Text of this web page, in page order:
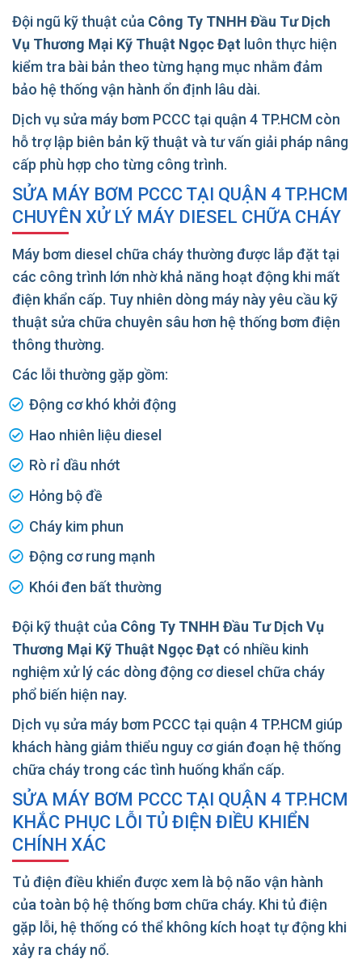
Đội ngũ kỹ thuật của Công Ty TNHH Đầu Tư Dịch
Vụ Thương Mại Kỹ Thuật Ngọc Đạt luôn thực hiện
kiểm tra bài bản theo từng hạng mục nhằm đảm
bảo hệ thống vận hành ổn định lâu dài.
Dịch vụ sửa máy bơm PCCC tại quận 4 TP.HCM còn
hỗ trợ lập biên bản kỹ thuật và tư vấn giải pháp nâng
cấp phù hợp cho từng công trình.
SỬA MÁY BƠM PCCC TẠI QUẬN 4 TP.HCM
CHUYÊN XỬ LÝ MÁY DIESEL CHỮA CHÁY
Máy bơm diesel chữa cháy thường được lắp đặt tại
các công trình lớn nhờ khả năng hoạt động khi mất
điện khẩn cấp. Tuy nhiên dòng máy này yêu cầu kỹ
thuật sửa chữa chuyên sâu hơn hệ thống bơm điện
thông thường.
Các lỗi thường gặp gồm:
Động cơ khó khởi động
Hao nhiên liệu diesel
Rò rỉ dầu nhớt
Hỏng bộ đề
Cháy kim phun
Động cơ rung mạnh
Khói đen bất thường
Đội kỹ thuật của Công Ty TNHH Đầu Tư Dịch Vụ
Thương Mại Kỹ Thuật Ngọc Đạt có nhiều kinh
nghiệm xử lý các dòng động cơ diesel chữa cháy
phổ biến hiện nay.
Dịch vụ sửa máy bơm PCCC tại quận 4 TP.HCM giúp
khách hàng giảm thiểu nguy cơ gián đoạn hệ thống
chữa cháy trong các tình huống khẩn cấp.
SỬA MÁY BƠM PCCC TẠI QUẬN 4 TP.HCM
KHẮC PHỤC LỖI TỦ ĐIỆN ĐIỀU KHIỂN
CHÍNH XÁC
Tủ điện điều khiển được xem là bộ não vận hành
của toàn bộ hệ thống bơm chữa cháy. Khi tủ điện
gặp lỗi, hệ thống có thể không kích hoạt tự động khi
xảy ra cháy nổ.